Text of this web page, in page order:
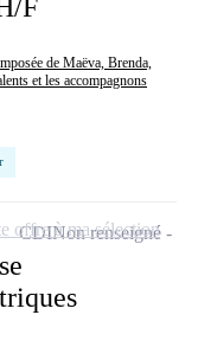
F
de Maëva, Brenda,
et les accompagnons
CDINon renseigné
offre à ma sélection